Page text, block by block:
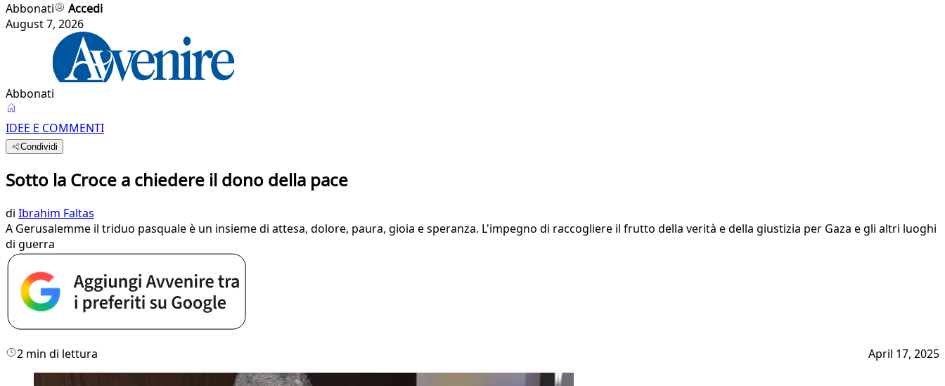
Abbonati
Accedi
August 7, 2026
Abbonati
IDEE E COMMENTI
Condividi
Sotto la Croce a chiedere il dono della pace
di Ibrahim Faltas
A Gerusalemme il triduo pasquale è un insieme di attesa, dolore, paura, gioia e speranza. L'impegno di raccogliere il frutto della verità e della giustizia per Gaza e gli altri luoghi
di guerra
2 min di lettura April 17, 2025